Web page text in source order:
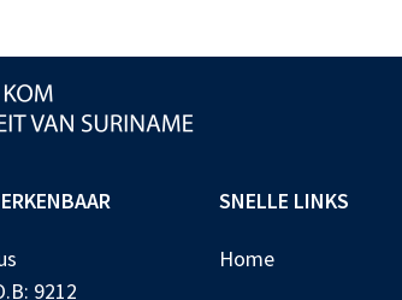
9212
SNELLE LINKS
Home